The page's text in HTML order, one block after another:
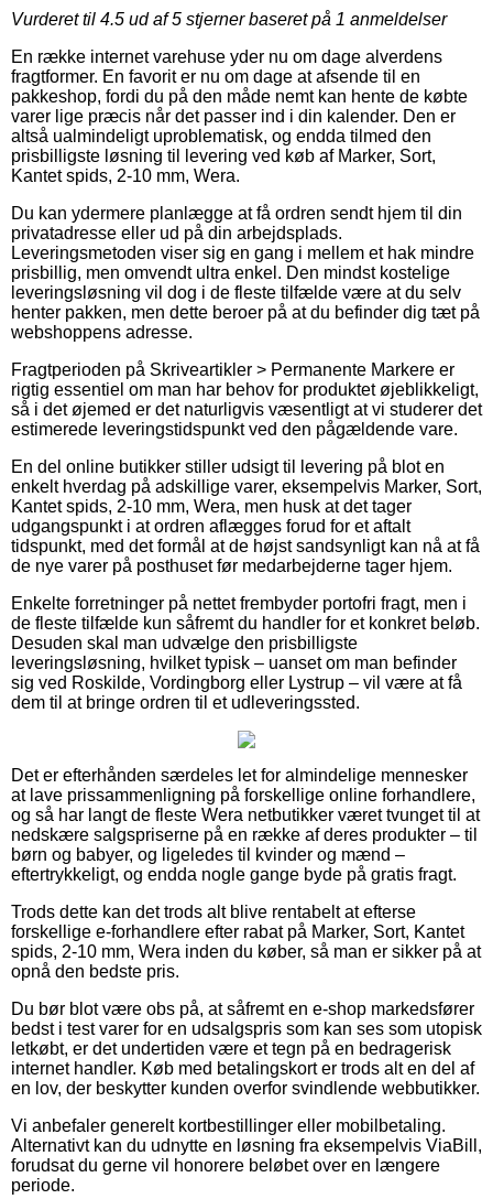
Vurderet til 4.5 ud af 5 stjerner baseret på 1 anmeldelser
En række internet varehuse yder nu om dage alverdens
fragtformer. En favorit er nu om dage at afsende til en
pakkeshop, fordi du på den måde nemt kan hente de købte
varer lige præcis når det passer ind i din kalender. Den er
altså ualmindeligt uproblematisk, og endda tilmed den
prisbilligste løsning til levering ved køb af Marker, Sort,
Kantet spids, 2-10 mm, Wera.
Du kan ydermere planlægge at få ordren sendt hjem til din
privatadresse eller ud på din arbejdsplads.
Leveringsmetoden viser sig en gang i mellem et hak mindre
prisbillig, men omvendt ultra enkel. Den mindst kostelige
leveringsløsning vil dog i de fleste tilfælde være at du selv
henter pakken, men dette beroer på at du befinder dig tæt på
webshoppens adresse.
Fragtperioden på Skriveartikler > Permanente Markere er
rigtig essentiel om man har behov for produktet øjeblikkeligt,
så i det øjemed er det naturligvis væsentligt at vi studerer det
estimerede leveringstidspunkt ved den pågældende vare.
En del online butikker stiller udsigt til levering på blot en
enkelt hverdag på adskillige varer, eksempelvis Marker, Sort,
Kantet spids, 2-10 mm, Wera, men husk at det tager
udgangspunkt i at ordren aflægges forud for et aftalt
tidspunkt, med det formål at de højst sandsynligt kan nå at få
de nye varer på posthuset før medarbejderne tager hjem.
Enkelte forretninger på nettet frembyder portofri fragt, men i
de fleste tilfælde kun såfremt du handler for et konkret beløb.
Desuden skal man udvælge den prisbilligste
leveringsløsning, hvilket typisk – uanset om man befinder
sig ved Roskilde, Vordingborg eller Lystrup – vil være at få
dem til at bringe ordren til et udleveringssted.
Det er efterhånden særdeles let for almindelige mennesker
at lave prissammenligning på forskellige online forhandlere,
og så har langt de fleste Wera netbutikker været tvunget til at
nedskære salgspriserne på en række af deres produkter – til
børn og babyer, og ligeledes til kvinder og mænd –
eftertrykkeligt, og endda nogle gange byde på gratis fragt.
Trods dette kan det trods alt blive rentabelt at efterse
forskellige e-forhandlere efter rabat på Marker, Sort, Kantet
spids, 2-10 mm, Wera inden du køber, så man er sikker på at
opnå den bedste pris.
Du bør blot være obs på, at såfremt en e-shop markedsfører
bedst i test varer for en udsalgspris som kan ses som utopisk
letkøbt, er det undertiden være et tegn på en bedragerisk
internet handler. Køb med betalingskort er trods alt en del af
en lov, der beskytter kunden overfor svindlende webbutikker.
Vi anbefaler generelt kortbestillinger eller mobilbetaling.
Alternativt kan du udnytte en løsning fra eksempelvis ViaBill,
forudsat du gerne vil honorere beløbet over en længere
periode.